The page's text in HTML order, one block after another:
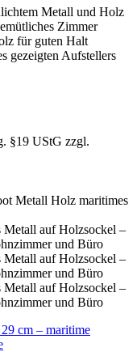
Metall und Holz
Zimmer
für guten Halt
gezeigten Aufstellers
§19 UStG zzgl.